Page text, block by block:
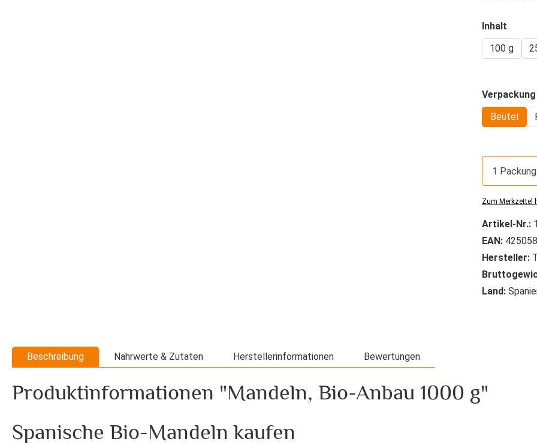
Inhalt
100 g
Verpackung
Beutel
1 Packung
Zum Merkzettel
Artikel-Nr.:
EAN:
Hersteller:
Land:
Beschreibung Nährwerte & Zutaten Herstellerinformationen Bewertungen
Produktinformationen "Mandeln, Bio-Anbau 1000 g"
Spanische Bio-Mandeln kaufen